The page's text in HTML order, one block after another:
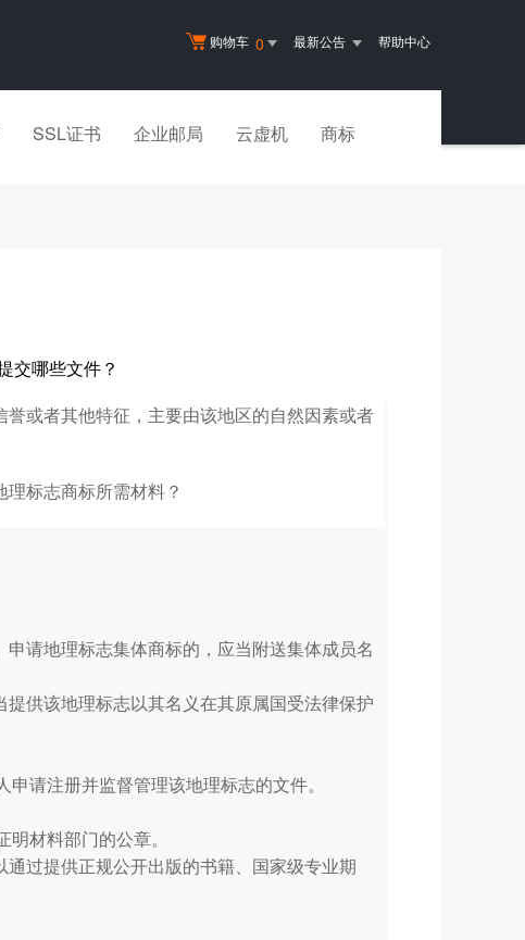
购物车 0 最新公告 帮助中心
SSL证书 企业邮局 云虚机 商标
交哪些文件？
或者其他特征，主要由该地区的自然因素或者
标志商标所需材料？
请地理标志集体商标的，应当附送集体成员名
供该地理标志以其名义在其原属国受法律保护
请注册并监督管理该地理标志的文件。
材料部门的公章。
过提供正规公开出版的书籍、国家级专业期